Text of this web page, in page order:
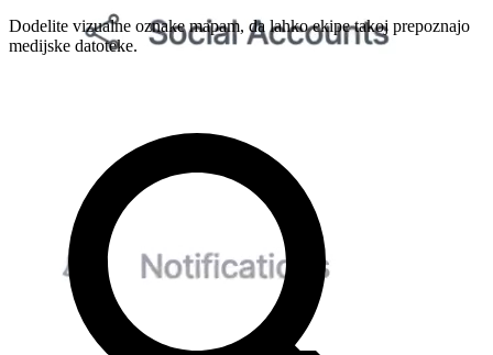
Dodelite vizualne oznake mapam, da lahko ekipe takoj prepoznajo
medijske datoteke.